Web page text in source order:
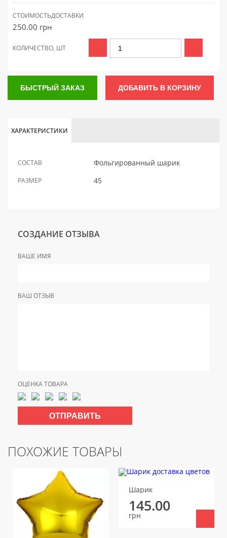
СТОИМОСТЬДОСТАВКИ
250.00 грн
КОЛИЧЕСТВО, ШТ
БЫСТРЫЙ ЗАКАЗ ДОБАВИТЬ В КОРЗИНУ
ХАРАКТЕРИСТИКИ
СОСТАВ Фольгированный шарик
РАЗМЕР 45
СОЗДАНИЕ ОТЗЫВА
ВАШЕ ИМЯ
ВАШ ОТЗЫВ
ОЦЕНКА ТОВАРА
ПОХОЖИЕ ТОВАРЫ
Шарик
145.00
грн